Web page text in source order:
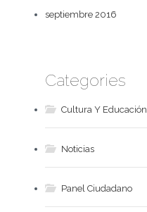
septiembre 2016
Categories
Cultura Y Educación
Noticias
Panel Ciudadano